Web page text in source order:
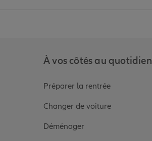
de Allianz
Youtube de Allianz
la page Instagram de Allianz
À vos côtés au quotidien
Préparer la rentrée
Changer de voiture
Déménager